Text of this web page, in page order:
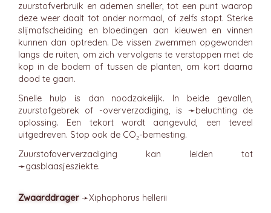
zuurstofverbruik en ademen sneller, tot een punt waarop
deze weer daalt tot onder normaal, of zelfs stopt. Sterke
slijmafscheiding en bloedingen aan kieuwen en vinnen
kunnen dan optreden. De vissen zwemmen opgewonden
langs de ruiten, om zich vervolgens te verstoppen met de
kop in de bodem of tussen de planten, om kort daarna
dood te gaan.
Snelle hulp is dan noodzakelijk. In beide gevallen,
zuurstofgebrek of -oververzadiging, is ➛beluchting de
oplossing. Een tekort wordt aangevuld, een teveel
uitgedreven. Stop ook de CO₂-bemesting.
Zuurstofoververzadiging kan leiden tot
➛gasblaasjesziekte.
Zwaarddrager ➛Xiphophorus hellerii